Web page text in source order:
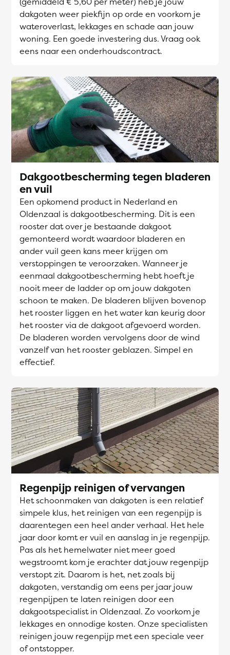
dakgoten weer piekfijn op orde en voorkom je
wateroverlast, lekkages en schade aan jouw
woning. Een goede investering dus. Vraag ook
eens naar een onderhoudscontract.
Dakgootbescherming tegen bladeren
en vuil
Een opkomend product in Nederland en
Oldenzaal is dakgootbescherming. Dit is een
rooster dat over je bestaande dakgoot
gemonteerd wordt waardoor bladeren en
ander vuil geen kans meer krijgen om
verstoppingen te veroorzaken. Wanneer je
eenmaal dakgootbescherming hebt hoeft je
nooit meer de ladder op om jouw dakgoten
schoon te maken. De bladeren blijven bovenop
het rooster liggen en het water kan keurig door
het rooster via de dakgoot afgevoerd worden.
De bladeren worden vervolgens door de wind
vanzelf van het rooster geblazen. Simpel en
effectief.
Regenpijp reinigen of vervangen
Het schoonmaken van dakgoten is een relatief
simpele klus, het reinigen van een regenpijp is
daarentegen een heel ander verhaal. Het hele
jaar door komt er vuil en aanslag in je regenpijp.
Pas als het hemelwater niet meer goed
wegstroomt kom je erachter dat jouw regenpijp
verstopt zit. Daarom is het, net zoals bij
dakgoten, verstandig om eens per jaar jouw
regenpijpen te laten reinigen door een
dakgootspecialist in Oldenzaal. Zo voorkom je
lekkages en onnodige kosten. Onze specialisten
reinigen jouw regenpijp met een speciale veer
of ontstopper.